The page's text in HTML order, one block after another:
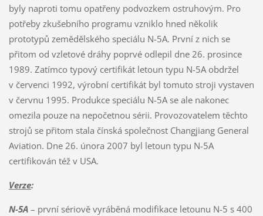
byly naproti tomu opatřeny podvozkem ostruhovým. Pro
potřeby zkušebního programu vzniklo hned několik
prototypů zemědělského speciálu N-5A. První z nich se
přitom od vzletové dráhy poprvé odlepil dne 26. prosince
1989. Zatímco typový certifikát letoun typu N-5A obdržel
v červenci 1992, výrobní certifikát byl tomuto stroji vystaven
v červnu 1995. Produkce speciálu N-5A se ale nakonec
omezila pouze na nepočetnou sérii. Provozovatelem těchto
strojů se přitom stala čínská společnost Changjiang General
Aviation. Dne 26. února 2007 byl letoun typu N-5A
certifikován též v USA.
Verze:
N-5A– první sériově vyráběná modifikace letounu N-5 s 400